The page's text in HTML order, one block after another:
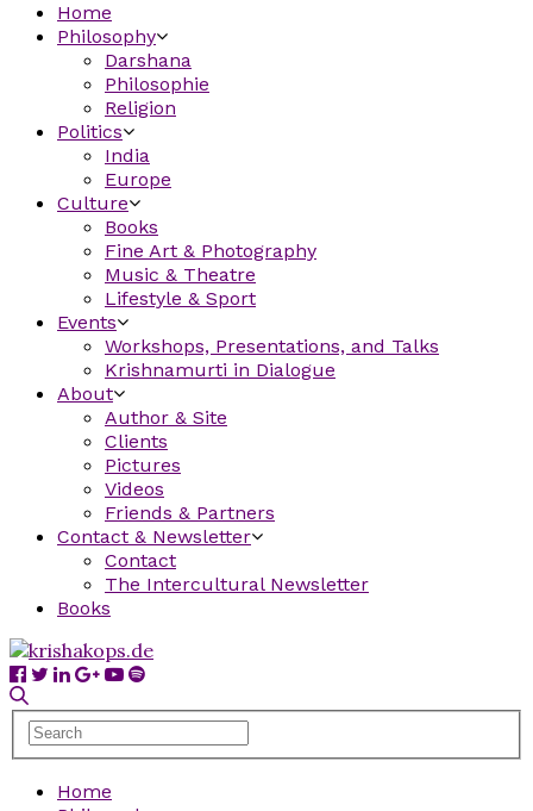
Home
Philosophy
Darshana
Philosophie
Religion
Politics
India
Europe
Culture
Books
Fine Art & Photography
Music & Theatre
Lifestyle & Sport
Events
Workshops, Presentations, and Talks
Krishnamurti in Dialogue
About
Author & Site
Clients
Pictures
Videos
Friends & Partners
Contact & Newsletter
Contact
The Intercultural Newsletter
Books
Home